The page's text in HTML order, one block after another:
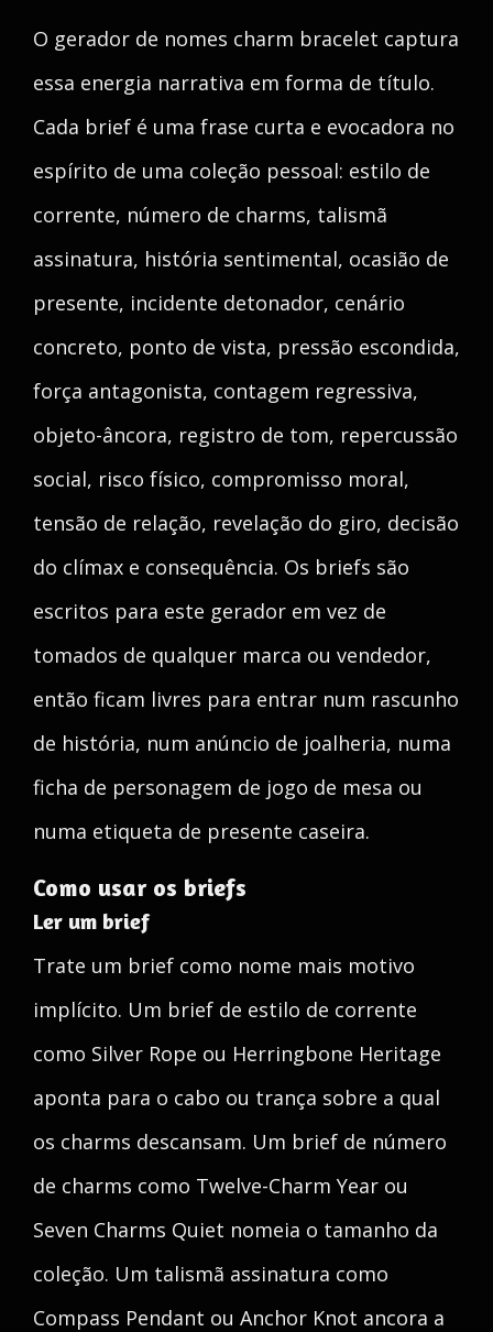
O gerador de nomes charm bracelet captura
essa energia narrativa em forma de título.
Cada brief é uma frase curta e evocadora no
espírito de uma coleção pessoal: estilo de
corrente, número de charms, talismã
assinatura, história sentimental, ocasião de
presente, incidente detonador, cenário
concreto, ponto de vista, pressão escondida,
força antagonista, contagem regressiva,
objeto-âncora, registro de tom, repercussão
social, risco físico, compromisso moral,
tensão de relação, revelação do giro, decisão
do clímax e consequência. Os briefs são
escritos para este gerador em vez de
tomados de qualquer marca ou vendedor,
então ficam livres para entrar num rascunho
de história, num anúncio de joalheria, numa
ficha de personagem de jogo de mesa ou
numa etiqueta de presente caseira.
Como usar os briefs
Ler um brief
Trate um brief como nome mais motivo
implícito. Um brief de estilo de corrente
como Silver Rope ou Herringbone Heritage
aponta para o cabo ou trança sobre a qual
os charms descansam. Um brief de número
de charms como Twelve-Charm Year ou
Seven Charms Quiet nomeia o tamanho da
coleção. Um talismã assinatura como
Compass Pendant ou Anchor Knot ancora a